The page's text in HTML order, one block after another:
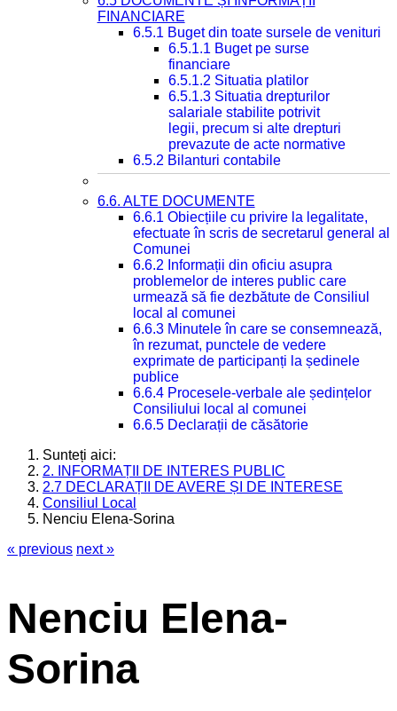
FINANCIARE
6.5.1 Buget din toate sursele de venituri
6.5.1.1 Buget pe surse
financiare
6.5.1.2 Situatia platilor
6.5.1.3 Situatia drepturilor
salariale stabilite potrivit
legii, precum si alte drepturi
prevazute de acte normative
6.5.2 Bilanturi contabile
6.6. ALTE DOCUMENTE
6.6.1 Obiecțiile cu privire la legalitate,
efectuate în scris de secretarul general al
Comunei
6.6.2 Informații din oficiu asupra
problemelor de interes public care
urmează să fie dezbătute de Consiliul
local al comunei
6.6.3 Minutele în care se consemnează,
în rezumat, punctele de vedere
exprimate de participanți la ședinele
publice
6.6.4 Procesele-verbale ale ședințelor
Consiliului local al comunei
6.6.5 Declarații de căsătorie
Sunteți aici:
2. INFORMAȚII DE INTERES PUBLIC
2.7 DECLARAȚII DE AVERE ȘI DE INTERESE
Consiliul Local
Nenciu Elena-Sorina
« previous next »
Nenciu Elena-
Sorina